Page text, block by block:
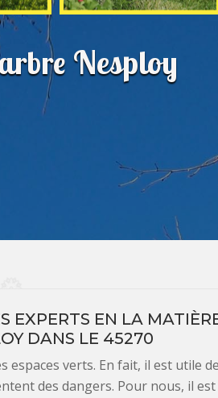
Nesploy
EXPERTS EN LA
DANS LE 45270
espaces verts. En fait, il est utile
des dangers. Pour nous, il est